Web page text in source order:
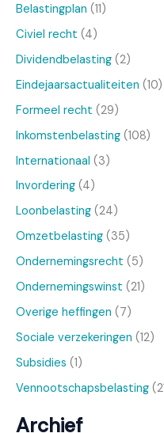
Belastingplan (11)
Civiel recht (4)
Dividendbelasting (2)
Eindejaarsactualiteiten (10)
Formeel recht (29)
Inkomstenbelasting (108)
Internationaal (3)
Invordering (4)
Loonbelasting (24)
Omzetbelasting (35)
Ondernemingsrecht (5)
Ondernemingswinst (21)
Overige heffingen (7)
Sociale verzekeringen (12)
Subsidies (1)
Vennootschapsbelasting
Archief